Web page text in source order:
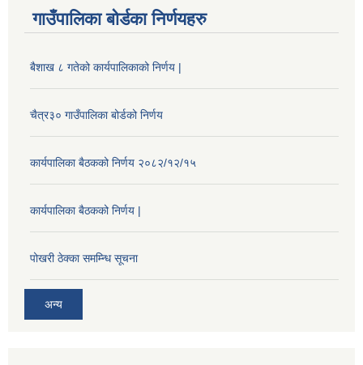
गाउँपालिका बोर्डका निर्णयहरु
बैशाख ८ गतेको कार्यपालिकाको निर्णय |
चैत्र३० गाउँपालिका बोर्डको निर्णय
कार्यपालिका बैठकको निर्णय २०८२/१२/१५
कार्यपालिका बैठकको निर्णय |
पोखरी ठेक्का समम्न्धि सूचना
अन्य